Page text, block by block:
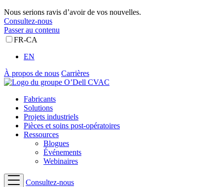
Nous serions ravis d’avoir de vos nouvelles.
Consultez-nous
Passer au contenu
FR-CA
EN
À propos de nous Carrières
Fabricants
Solutions
Projets industriels
Pièces et soins post-opératoires
Ressources
Blogues
Événements
Webinaires
Consultez-nous